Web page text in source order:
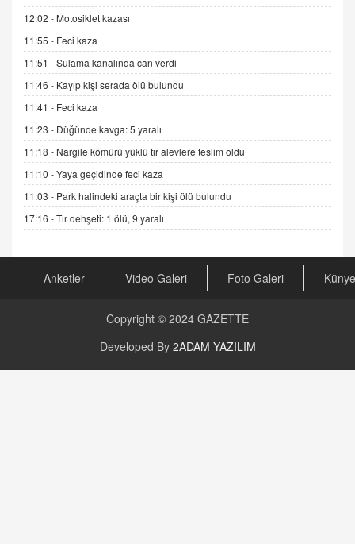
DR. EKREM ASLAN
Gerçek Ne, Algı Ne? "Beraber Yürüyoruz"
Cümlesinin Peşinden
19.07.2025 12:45
GÖNÜL MENEKŞE
Şifacının Yolu
04.11.2025 12:56
AV. RÜMEYSA ÖZKALE
Kira Uyuşmazlıklarında Dava Açmadan Önce
Arabulucuya Başvuru Şartı
CAN UĞURATEŞ
Değişen yapısıyla Suriye
GÜNLÜK BURÇ YORUMU
12:02 - Motosiklet kazası
11:55 - Feci kaza
11:51 -Sulama kanalında can verdi
11:46 - Kayıp kişi serada ölü bulundu
11:41 - Feci kaza
11:23 - Düğünde kavga: 5 yaralı
11:18 - Nargile kömürü yüklü tır alevlere teslim oldu
11:10 -Yaya geçidinde feci kaza
11:03 - Park halindeki araçta bir kişi ölü bulundu
17:16 -Tır dehşeti: 1 ölü, 9 yaralı
Anketler Video Galeri Foto Galeri Künye
Copyright © 2024 GAZETTE
Developed By 2ADAM YAZILIM